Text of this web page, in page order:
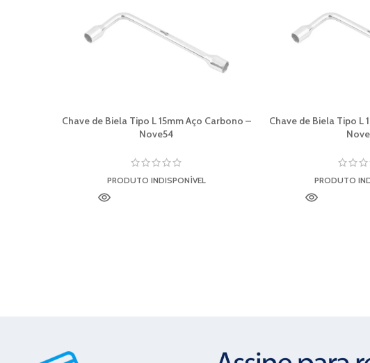
Chave de Biela Tipo L 15mm Aço Carbono –
Nove54
PRODUTO INDISPONÍVEL
Chave de Biela Tipo L
PRODUTO